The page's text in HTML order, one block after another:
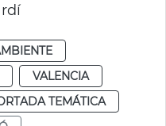
VALENCIA
TEMÁTICA